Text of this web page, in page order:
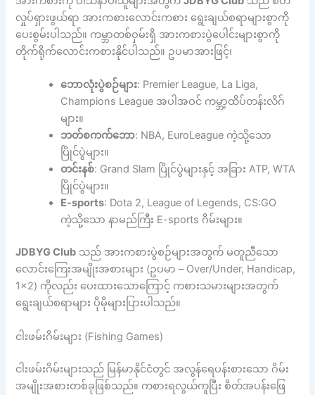
လှုပ်ရှားဖွယ်ရာ အားကစားလောင်းကစား ရွေးချယ်စရာများစွာကို
ပေးစွမ်းပါသည်။ ကမ္ဘာတစ်ဝှမ်းရှိ အားကစားပွဲပေါင်းများစွာကို
တိုက်ရိုက်လောင်းကစားနိုင်ပါသည်။ ဥပမာအားဖြင့်၊
ဘောလုံးပွဲစဉ်များ: Premier League, La Liga,
Champions League အပါအဝင် ကမ္ဘာ့ထိပ်တန်းလိဂ်
များ။
ဘတ်စကက်ဘော: NBA, EuroLeague ကဲ့သို့သော
ပြိုင်ပွဲများ။
တင်းနစ်: Grand Slam ပြိုင်ပွဲများနှင့် အခြား ATP, WTA
ပြိုင်ပွဲများ။
E-sports: Dota 2, League of Legends, CS:GO
ကဲ့သို့သော နာမည်ကြီး E-sports ဂိမ်းများ။
JDBYG Club သည် အားကစားပွဲစဉ်များအတွက် မတူညီသော
လောင်းကြေးအမျိုးအစားများ (ဥပမာ – Over/Under, Handicap,
1×2) ကိုလည်း ပေးထားသောကြောင့် ကစားသမားများအတွက်
ရွေးချယ်စရာများ ပိုမိုများပြားပါသည်။
ငါးဖမ်းဂိမ်းများ (Fishing Games)
ငါးဖမ်းဂိမ်းများသည် မြန်မာနိုင်ငံတွင် အလွန်ရေပန်းစားသော ဂိမ်း
အမျိုးအစားတစ်ခုဖြစ်သည်။ ကစားရလွယ်ကူပြီး စိတ်အပန်းဖြေ